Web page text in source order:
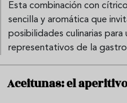
Esta combinación con
sencilla y aromática que
posibilidades culinarias
representativos de la
Aceitunas: el